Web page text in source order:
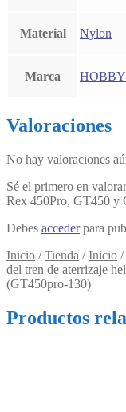
Material Nylon
Marca HOBBY
Valoraciones
No hay valoraciones
Sé el primero en
Rex 450Pro, GT450 y
Debes accederpara
Inicio /Tienda /Inicio /
del tren de aterrizaje
(GT450pro-130)
Productos